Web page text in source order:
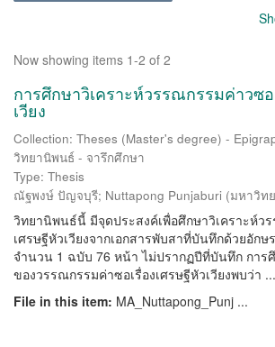
Now showing items 1-2 of 2
การศึกษาวิเคราะห์วรรณกรรมค่าวซอ
เวียง
Collection: Theses (Master's degree) -
วิทยานิพนธ์ - จารึกศึกษา
Type: Thesis
ณัฐพงษ์ ปัญจบุรี; Nuttapong Punjaburi (มหาวิท
วิทยานิพนธ์นี้ มีจุดประสงค์เพื่อศึกษาวิเคราะห์ว
เศรษฐีหัวเวียงจากเอกสารพับสาที่บันทึกด้วยอัก
จำนวน 1 ฉบับ 76 หน้า ไม่ปรากฏปีที่บันทึก การ
ของวรรณกรรมค่าซอเรื่องเศรษฐีหัวเวียงพบว่า ...
File in this item: MA_Nuttapong_Punj ...